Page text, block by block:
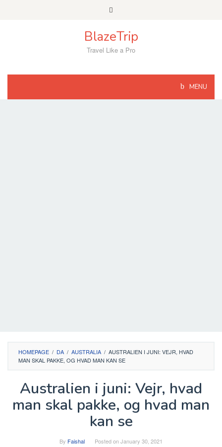
BlazeTrip
Travel Like a Pro
MENU
HOMEPAGE / DA / AUSTRALIA / AUSTRALIEN I JUNI: VEJR, HVAD
MAN SKAL PAKKE, OG HVAD MAN KAN SE
Australien i juni: Vejr, hvad
man skal pakke, og hvad man
kan se
By Faishal Posted onJanuary 30, 2021